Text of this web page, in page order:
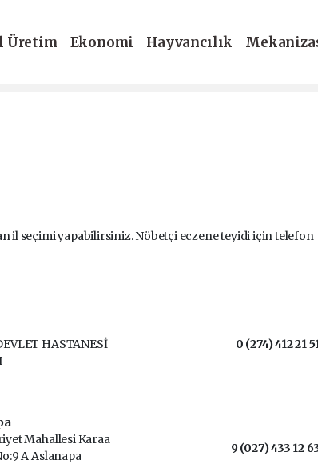
Üretim Ekonomi Hayvancılık
il seçimi yapabilirsiniz. Nöbetçi eczene teyidi için telefon
HASTANESİ
0 (274) 412 21
Mahallesi Karaa
A Aslanapa
9 (027) 433 12